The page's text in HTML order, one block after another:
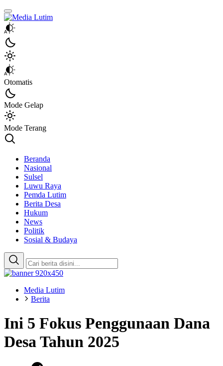
Media Lutim
Info untuk Lutim
Otomatis
Mode Gelap
Mode Terang
Beranda
Nasional
Sulsel
Luwu Raya
Pemda Lutim
Berita Desa
Hukum
News
Politik
Sosial & Budaya
Media Lutim
Berita
Ini 5 Fokus Penggunaan Dana
Desa Tahun 2025